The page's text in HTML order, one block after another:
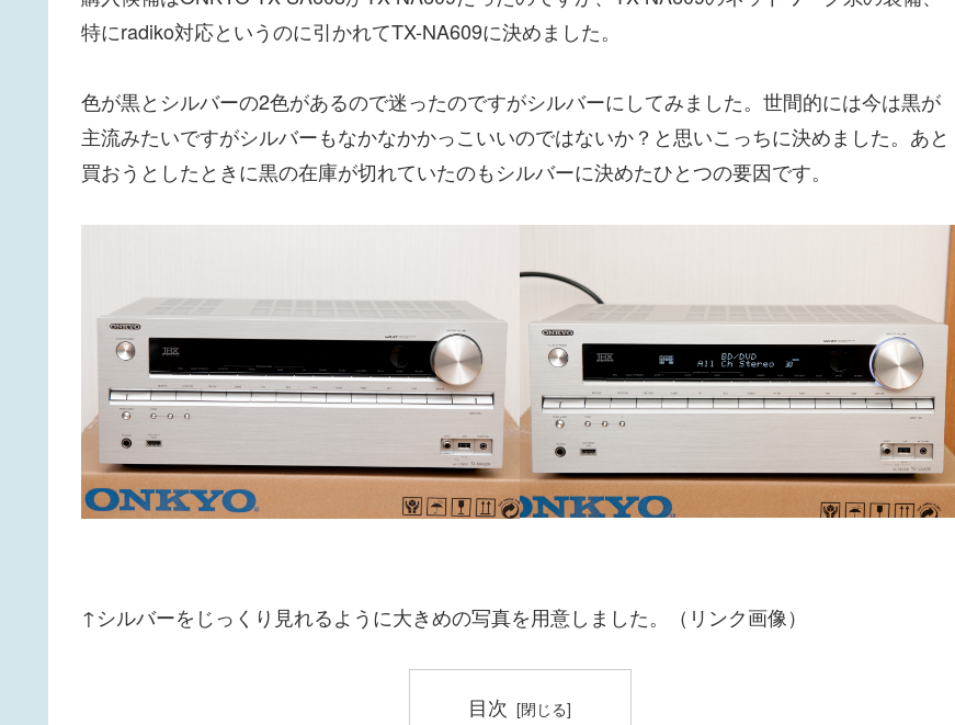
特にradiko対応というのに引かれてTX-NA609に決めました。
色が黒とシルバーの2色があるので迷ったのですがシルバーにしてみました。世間的には今は黒が
主流みたいですがシルバーもなかなかかっこいいのではないか？と思いこっちに決めました。あと
買おうとしたときに黒の在庫が切れていたのもシルバーに決めたひとつの要因です。
↑シルバーをじっくり見れるように大きめの写真を用意しました。（リンク画像）
目次